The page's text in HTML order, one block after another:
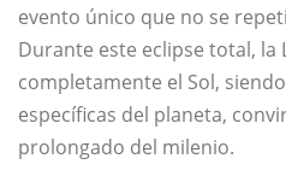
evento único que no se
Durante este eclipse total, la
completamente el Sol,
específicas del planeta,
prolongado del milenio.